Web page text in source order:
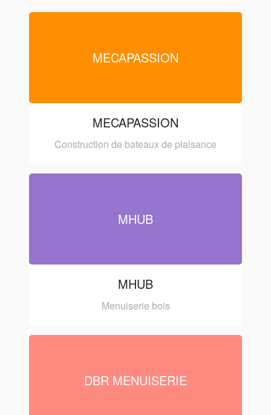
MECAPASSION
MECAPASSION
Construction de bateaux de plaisance
MHUB
MHUB
Menuiserie bois
DBR MENUISERIE